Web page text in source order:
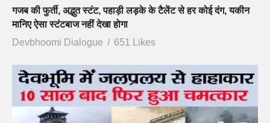
गजब की फुर्ती, अद्भुत स्टंट, पहाड़ी लड़के के टैलेंट से हर कोई दंग, यकीन
मानिए ऐसा स्टंटबाज नहीं देखा होगा
Devbhoomi Dialogue
651 Likes